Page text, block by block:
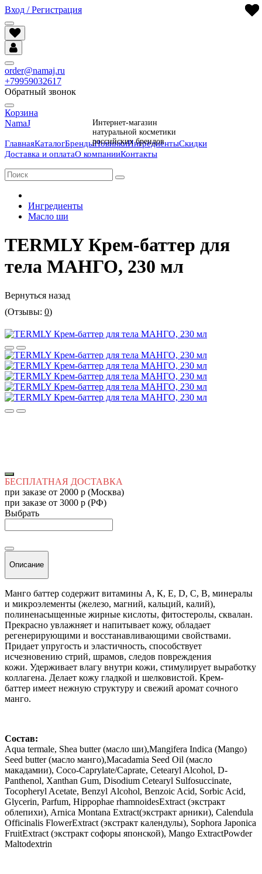
Вход / Регистрация
order@namaj.ru
+79959032617
Обратный звонок
Корзина
NamaJ
Интернет-магазин
натуральной косметики
российских брендов
ГлавнаяКаталогБрендыНовинкиИнгредиентыСкидки
Доставка и оплатаО компанииКонтакты
Ингредиенты
Масло ши
TERMLY Крем-баттер для
тела МАНГО, 230 мл
Вернуться назад
(Отзывы: 0)
БЕСПЛАТНАЯ ДОСТАВКА
при заказе от 2000 р (Москва)
при заказе от 3000 р (РФ)
Выбрать
Описание
Манго баттер содержит витамины A, К, E, D, C, B, минералы
и микроэлементы (железо, магний, кальций, калий),
полиненасыщенные жирные кислоты, фитостеролы, сквалан.
Прекрасно увлажняет и напитывает кожу, обладает
регенерирующими и восстанавливающими свойствами.
Придает упругость и эластичность, способствует
исчезновению стрий, шрамов, следов повреждения
кожи. Удерживает влагу внутри кожи, стимулирует выработку
коллагена. Делает кожу гладкой и шелковистой. Крем-
баттер имеет нежную структуру и свежий аромат сочного
манго.
Состав:
Aqua termale, Shea butter (масло ши),Mangifera Indica (Mango)
Seed butter (масло манго),Macadamia Seed Oil (масло
макадамии), Coco-Caprylate/Caprate, Cetearyl Alcohol, D-
Panthenol, Xanthan Gum, Disodium Cetearyl Sulfosuccinate,
Tocopheryl Acetate, Benzyl Аlcohol, Benzoic Acid, Sorbic Acid,
Glycerin, Parfum, Hippophae rhamnoidesExtract (экстракт
облепихи), Arnica Montana Extract(экстракт арники), Calendula
Officinalis FlowerExtract (экстракт календулы), Sophora Japonica
FruitExtract (экстракт софоры японской), Mango ExtractPowder
Maltodextrin